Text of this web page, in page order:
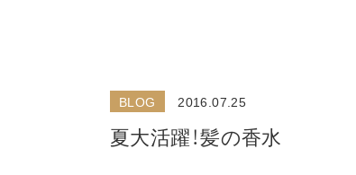
BLOG 2016.07.25
夏大活躍！髪の香水